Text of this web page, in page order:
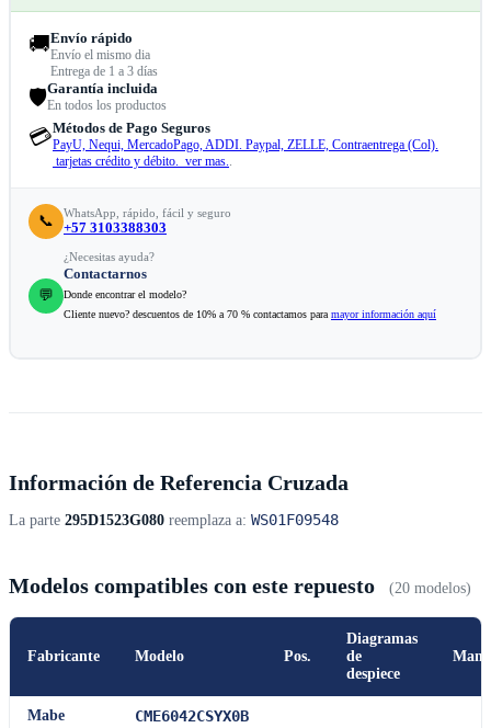
🚚Envío rápido
Envío el mismo dia
Entrega de 1 a 3 días
🛡️Garantía incluida
En todos los productos
💳Métodos de Pago Seguros
PayU, Nequi, MercadoPago, ADDI. Paypal, ZELLE, Contraentrega (Col).
tarjetas crédito y débito. ver mas..
📞 WhatsApp, rápido, fácil y seguro
+57 3103388303
💬
¿Necesitas ayuda?
Contactarnos
Donde encontrar el modelo?
Cliente nuevo? descuentos de 10% a 70 % contactamos para mayor información aquí
Información de Referencia Cruzada
La parte 295D1523G080 reemplaza a: WS01F09548
Modelos compatibles con este repuesto (20 modelos)
Fabricante Modelo Pos.
Diagramas
de
despiece
Mabe CME6042CSYX0B